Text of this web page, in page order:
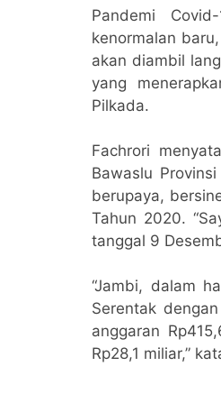
Pandemi
kenormalan
akan diambil
yang
Pilkada.
Fachrori
Bawaslu
berupaya,
Tahun 2020.
tanggal 9
“Jambi, dalam
Serentak
anggaran
Rp28,1 miliar,”